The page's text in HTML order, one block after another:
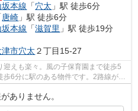
本線 「穴太 」駅 徒歩6分
唐崎 」駅 徒歩6分
本線 「滋賀里 」駅 徒歩19分
津市穴太 ２丁目15-27
迎えも楽々。風の子保育園まで徒歩5
6分に駅のある物件です。2路線が利
。f...
ありません。